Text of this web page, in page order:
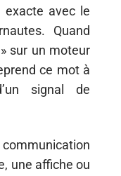
exacte avec le
Quand
sur un moteur
ce mot à
signal de
communication
une affiche ou